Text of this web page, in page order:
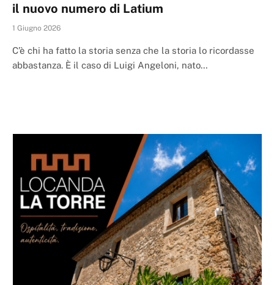
il nuovo numero di Latium
1 Giugno 2026
C’è chi ha fatto la storia senza che la storia lo ricordasse
abbastanza. È il caso di Luigi Angeloni, nato…